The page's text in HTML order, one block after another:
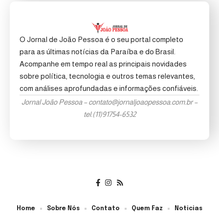
O Jornal de João Pessoa é o seu portal completo
para as últimas notícias da Paraíba e do Brasil.
Acompanhe em tempo real as principais novidades
sobre política, tecnologia e outros temas relevantes,
com análises aprofundadas e informações confiáveis.
Jornal João Pessoa –contato@jornaljoaopessoa.com.br–
tel.(11)91754-6532
Home Sobre Nós Contato Quem Faz Noticias